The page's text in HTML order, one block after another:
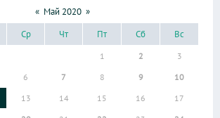
« Май 2020 »
Ср Чт Пт Сб Вс
1 2
3
6 7 8 9
10
13 14 15 16
17